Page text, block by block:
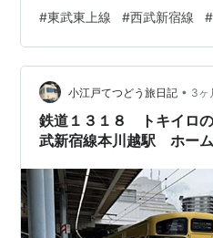
から出る ②徒歩で本川越駅
に到着！ 川越駅と川越市駅
宿線のその他の駅 東武東上
え方法 東武東上線の川越市駅
まで歩いて行くことによっ
乗り換えがで…
#東武東上線 #西武新宿線 #
小江戸てつどう旅日記 • 3ヶ
鉄道１３１８ トキイロ
武新宿線本川越駅 ホー